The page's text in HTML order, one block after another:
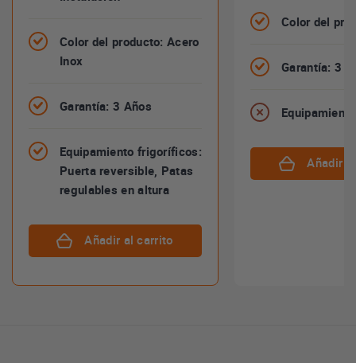
Color del producto: Acero
Inox
Garantía: 3 Años
Equipamiento frigoríficos:
Puerta reversible, Patas
regulables en altura
Añadir al carrito
Color del
Garantía: 3
Añadir